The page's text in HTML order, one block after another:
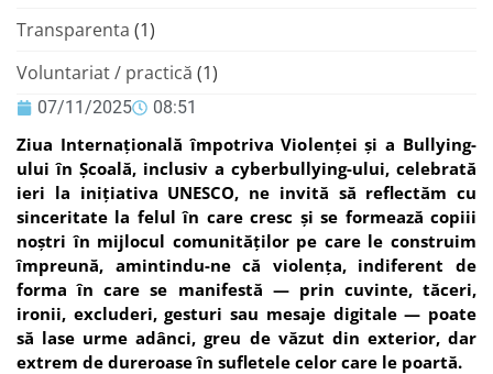
07/11/2025 08:51
Ziua Internațională împotriva Violenței și a Bullying-
ului în Școală, inclusiv a cyberbullying-ului, celebrată
ieri la inițiativa UNESCO, ne invită să reflectăm cu
sinceritate la felul în care cresc și se formează copiii
noștri în mijlocul comunităților pe care le construim
împreună, amintindu-ne că violența, indiferent de
forma în care se manifestă — prin cuvinte, tăceri,
ironii, excluderi, gesturi sau mesaje digitale — poate
să lase urme adânci, greu de văzut din exterior, dar
extrem de dureroase în sufletele celor care le poartă.
Transparenta (1)
Voluntariat / practică (1)